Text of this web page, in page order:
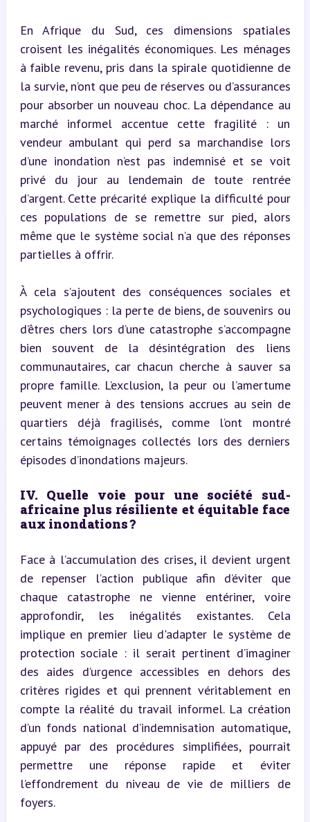
En Afrique du Sud, ces dimensions spatiales
croisent les inégalités économiques. Les ménages
à faible revenu, pris dans la spirale quotidienne de
la survie, n’ont que peu de réserves ou d’assurances
pour absorber un nouveau choc. La dépendance au
marché informel accentue cette fragilité : un
vendeur ambulant qui perd sa marchandise lors
d’une inondation n’est pas indemnisé et se voit
privé du jour au lendemain de toute rentrée
d’argent. Cette précarité explique la difficulté pour
ces populations de se remettre sur pied, alors
même que le système social n’a que des réponses
partielles à offrir.
À cela s’ajoutent des conséquences sociales et
psychologiques : la perte de biens, de souvenirs ou
d’êtres chers lors d’une catastrophe s’accompagne
bien souvent de la désintégration des liens
communautaires, car chacun cherche à sauver sa
propre famille. L’exclusion, la peur ou l’amertume
peuvent mener à des tensions accrues au sein de
quartiers déjà fragilisés, comme l’ont montré
certains témoignages collectés lors des derniers
épisodes d’inondations majeurs.
IV. Quelle voie pour une société sud-
africaine plus résiliente et équitable face
aux inondations ?
Face à l’accumulation des crises, il devient urgent
de repenser l’action publique afin d’éviter que
chaque catastrophe ne vienne entériner, voire
approfondir, les inégalités existantes. Cela
implique en premier lieu d'adapter le système de
protection sociale : il serait pertinent d’imaginer
des aides d’urgence accessibles en dehors des
critères rigides et qui prennent véritablement en
compte la réalité du travail informel. La création
d’un fonds national d’indemnisation automatique,
appuyé par des procédures simplifiées, pourrait
permettre une réponse rapide et éviter
l’effondrement du niveau de vie de milliers de
foyers.